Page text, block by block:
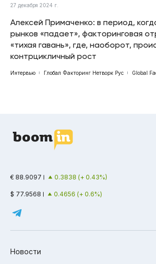
27 декабря 2024 г.
Алексей Примаченко: в период,
рынков «падает», факторинговая
«тихая гавань», где, наоборот,
контрцикличный рост
Интервью Глобал Факторинг Нетворк Рус Global
€ 88.9097 0.3838 (+ 0.43%)
$ 77.9568 0.4656 (+ 0.6%)
Новости